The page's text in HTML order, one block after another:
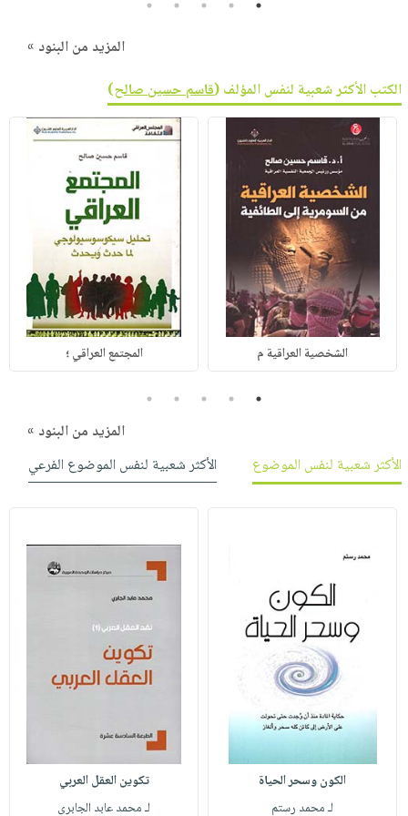
المزيد من البنود »
الكتب الأكثر شعبية لنفس المؤلف (قاسم حسين صالح)
الشخصية العراقية م المجتمع العراقي ؛
1
2
3
4
5
المزيد من البنود »
الأكثر شعبية لنفس الموضوع
الأكثر شعبية لنفس الموضوع الفرعي
الكون وسحر الحياة
لـ محمد رستم
تكوين العقل العربي
لـ محمد عابد الجابري